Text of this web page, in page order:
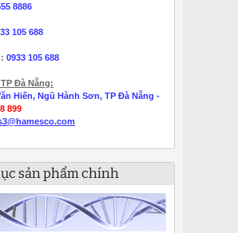
8886
105 688
0933 105 688
Đà Nẵng:
Hiến, Ngũ Hành Sơn, TP Đà Nẵng -
899
sản phẩm chính